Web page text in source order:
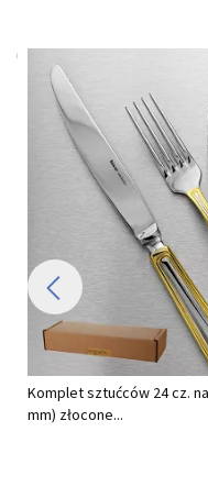
Komplet sztućców 24 cz.
mm) złocone...